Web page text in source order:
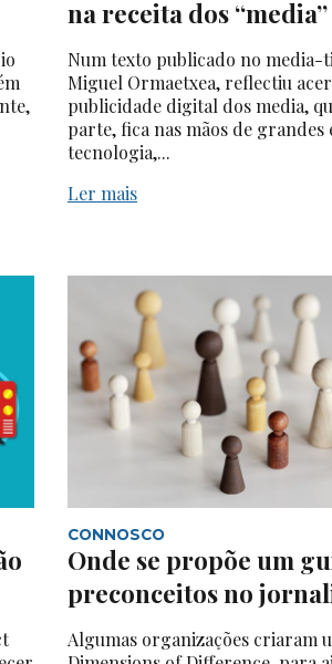
na receita dos “media”
Num texto publicado no media-
Miguel Ormaetxea, reflectiu
publicidade digital dos media,
parte, fica nas mãos de grandes
tecnologia,...
Ler mais
CONNOSCO
Onde se propõe um
preconceitos no
Algumas organizações criaram